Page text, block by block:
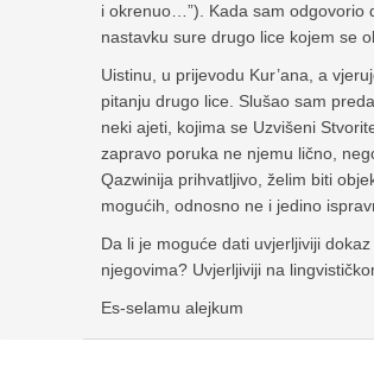
i okrenuo…”). Kada sam odgovorio
nastavku sure drugo lice kojem se
Uistinu, u prijevodu Kur’ana, a
pitanju drugo lice. Slušao sam
neki ajeti, kojima se Uzvišeni
zapravo poruka ne njemu lično,
Qazwinija prihvatljivo, želim biti
mogućih, odnosno ne i jedino
Da li je moguće dati uvjerljiviji
njegovima? Uvjerljiviji na
Es-selamu alejkum